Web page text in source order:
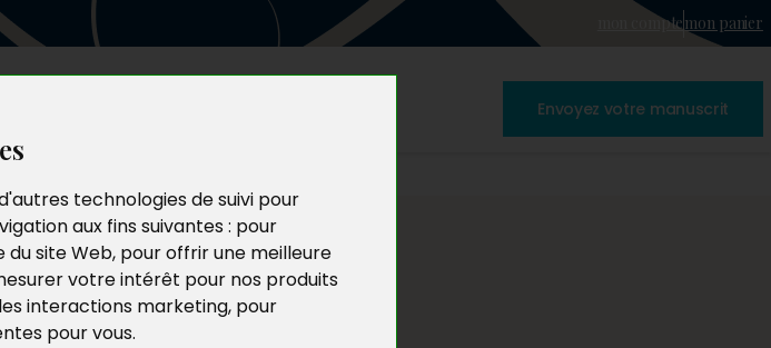
technologies de suivi pour
aux fins suivantes : pour
du site Web, pour offrir une meilleure
votre intérêt pour nos produits
interactions marketing, pour
pour vous.
mon comptemon panier
Envoyez votre manuscrit